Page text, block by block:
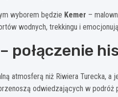
wyborem będzie Kemer –
wodnych, trekkingu i
połączenie
atmosferą niż Riwiera Turecka,
odwiedzających w podróż